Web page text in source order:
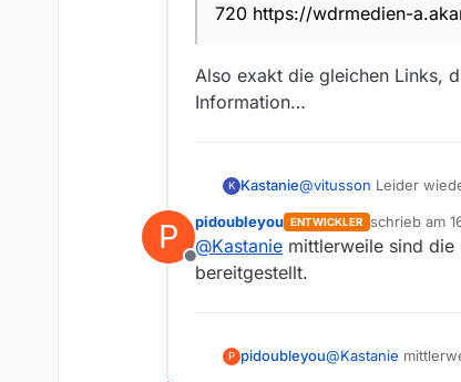
720 https://wdrmedien-
Also exakt die gleichen Links,
Information…
K Kastanie@vitusson Leider
P
Offline
pidoubleyou ENTWICKLER schrieb am
zuletzt
@Kastanie mittlerweile sind
bereitgestellt.
P pidoubleyou@Kastanie